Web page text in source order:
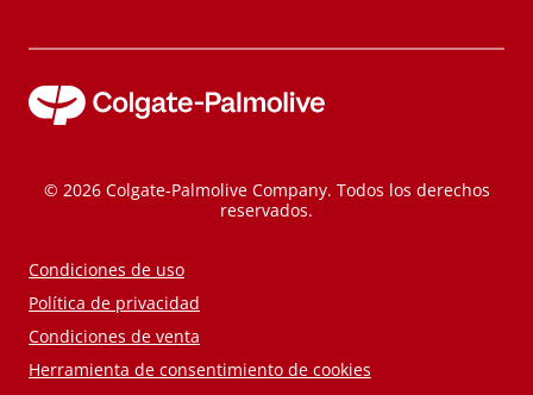
© 2026 Colgate-Palmolive Company. Todos los derechos
reservados.
Condiciones de uso
Política de privacidad
Condiciones de venta
Herramienta de consentimiento de cookies